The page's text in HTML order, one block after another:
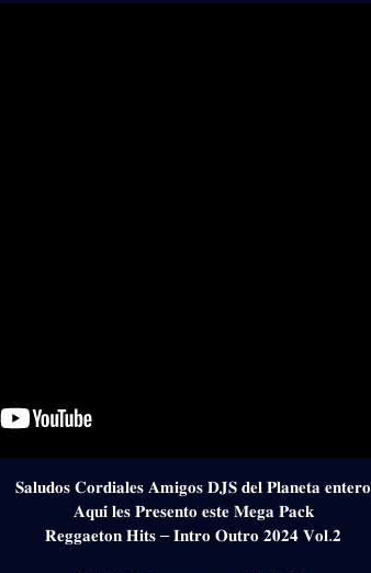
𝐒𝐚𝐥𝐮𝐝𝐨𝐬 𝐂𝐨𝐫𝐝𝐢𝐚𝐥𝐞𝐬 𝐀𝐦𝐢𝐠𝐨𝐬 𝐃𝐉𝐒 𝐝𝐞𝐥 𝐏𝐥𝐚𝐧𝐞𝐭𝐚 𝐞𝐧𝐭𝐞𝐫𝐨
𝐀𝐪𝐮𝐢́ 𝐥𝐞𝐬 𝐏𝐫𝐞𝐬𝐞𝐧𝐭𝐨 𝐞𝐬𝐭𝐞 𝐌𝐞𝐠𝐚 𝐏𝐚𝐜𝐤
𝐑𝐞𝐠𝐠𝐚𝐞𝐭𝐨𝐧 𝐇𝐢𝐭𝐬 – 𝐈𝐧𝐭𝐫𝐨 𝐎𝐮𝐭𝐫𝐨 𝟐𝟎𝟐𝟒 𝐕𝐨𝐥.𝟐